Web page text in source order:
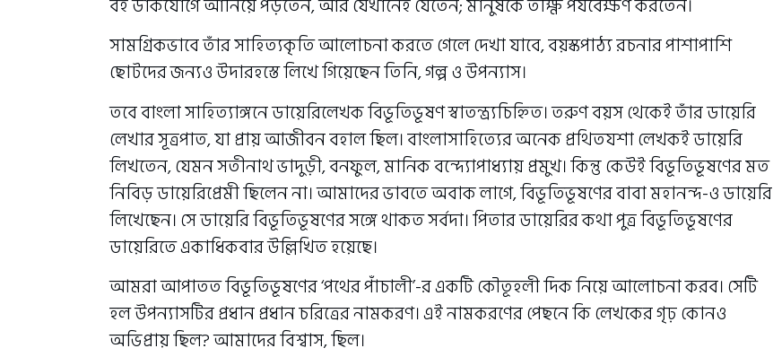
ব‍ই ডাকযোগে আনিয়ে পড়তেন, আর যেখানেই যেতেন; মানুষকে তীক্ষ্ণ পর্যবেক্ষণ করতেন।
সামগ্রিকভাবে তাঁর সাহিত‍্যকৃতি আলোচনা করতে গেলে দেখা যাবে, বয়স্কপাঠ‍্য রচনার পাশাপাশি
ছোটদের জন‍্যও উদারহস্তে লিখে গিয়েছেন তিনি, গল্প ও উপন‍্যাস।
তবে বাংলা সাহিত‍্যাঙ্গনে ডায়েরিলেখক বিভূতিভূষণ স্বাতন্ত্র‍্যচিহ্নিত। তরুণ বয়স থেকেই তাঁর ডায়েরি
লেখার সূত্রপাত, যা প্রায় আজীবন বহাল ছিল। বাংলাসাহিত‍্যের অনেক প্রথিতযশা লেখকই ডায়েরি
লিখতেন, যেমন সতীনাথ ভাদুড়ী, বনফুল, মানিক বন্দ‍্যোপাধ‍্যায় প্রমুখ। কিন্তু কেউই বিভূতিভূষণের মত
নিবিড় ডায়েরিপ্রেমী ছিলেন না। আমাদের ভাবতে অবাক লাগে, বিভূতিভূষণের বাবা মহানন্দ-ও ডায়েরি
লিখেছেন। সে ডায়েরি বিভূতিভূষণের সঙ্গে থাকত সর্বদা। পিতার ডায়েরির কথা পুত্র বিভূতিভূষণের
ডায়েরিতে একাধিকবার উল্লিখিত হয়েছে।
আমরা আপাতত বিভূতিভূষণের ‘পথের পাঁচালী’-র একটি কৌতূহলী দিক নিয়ে আলোচনা করব। সেটি
হল উপন‍্যাসটির প্রধান প্রধান চরিত্রের নামকরণ। এই নামকরণের পেছনে কি লেখকের গৃঢ় কোনও
অভিপ্রায় ছিল? আমাদের বিশ্বাস, ছিল।